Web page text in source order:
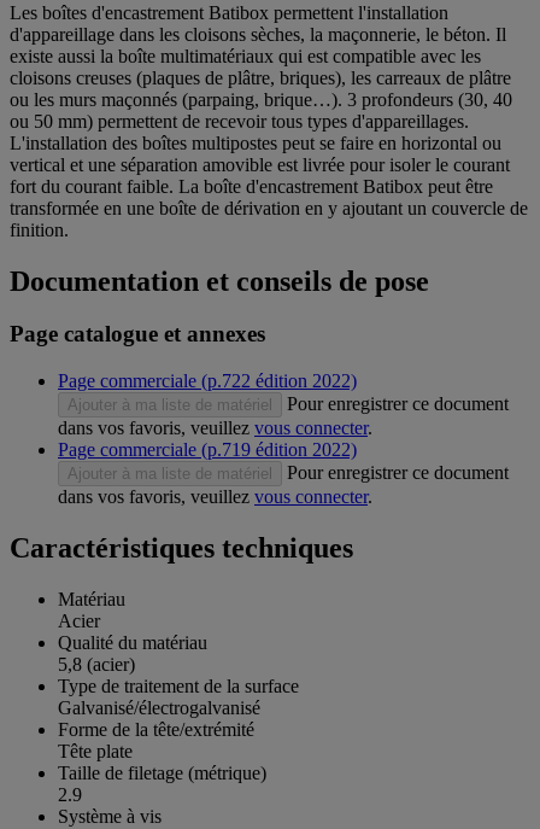
Les boîtes d'encastrement Batibox permettent l'installation
d'appareillage dans les cloisons sèches, la maçonnerie, le béton. Il
existe aussi la boîte multimatériaux qui est compatible avec les
cloisons creuses (plaques de plâtre, briques), les carreaux de plâtre
ou les murs maçonnés (parpaing, brique…). 3 profondeurs (30, 40
ou 50 mm) permettent de recevoir tous types d'appareillages.
L'installation des boîtes multipostes peut se faire en horizontal ou
vertical et une séparation amovible est livrée pour isoler le courant
fort du courant faible. La boîte d'encastrement Batibox peut être
transformée en une boîte de dérivation en y ajoutant un couvercle de
finition.
Documentation et conseils de pose
Page catalogue et annexes
Page commerciale (p.722 édition 2022)
Ajouter à ma liste de matériel
Pour enregistrer ce document
dans vos favoris, veuillez vous connecter.
Page commerciale (p.719 édition 2022)
Ajouter à ma liste de matériel
Pour enregistrer ce document
dans vos favoris, veuillez vous connecter.
Caractéristiques techniques
Matériau
Acier
Qualité du matériau
5,8 (acier)
Type de traitement de la surface
Galvanisé/électrogalvanisé
Forme de la tête/extrémité
Tête plate
Taille de filetage (métrique)
2.9
Système à vis